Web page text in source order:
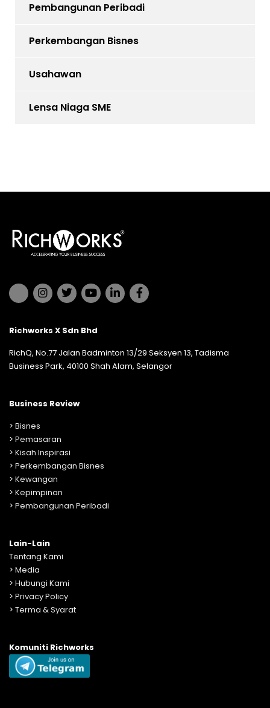
Pembangunan Peribadi
Perkembangan Bisnes
Usahawan
Lensa Niaga SME
Richworks X Sdn Bhd
RichQ, No.77 Jalan Badminton 13/29 Seksyen 13, Tadisma
Business Park, 40100 Shah Alam, Selangor
Business Review
> Bisnes
> Pemasaran
> Kisah Inspirasi
> Perkembangan Bisnes
> Kewangan
> Kepimpinan
> Pembangunan Peribadi
Lain-Lain
Tentang Kami
> Media
> Hubungi Kami
> Privacy Policy
> Terma & Syarat
Komuniti Richworks